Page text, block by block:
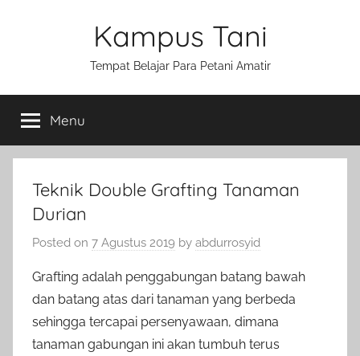
Kampus Tani
Tempat Belajar Para Petani Amatir
Menu
Teknik Double Grafting Tanaman
Durian
Posted on 7 Agustus 2019 by abdurrosyid
Grafting adalah penggabungan batang bawah
dan batang atas dari tanaman yang berbeda
sehingga tercapai persenyawaan, dimana
tanaman gabungan ini akan tumbuh terus